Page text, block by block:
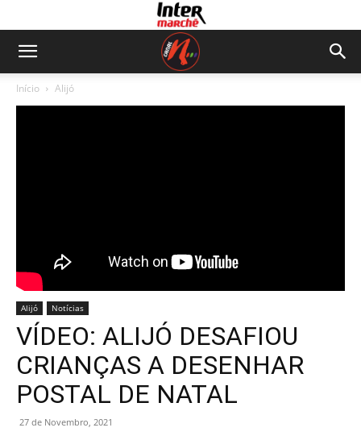
Início Alijó
Alijó Notícias
VÍDEO: ALIJÓ DESAFIOU
CRIANÇAS A DESENHAR
POSTAL DE NATAL
27 de Novembro, 2021